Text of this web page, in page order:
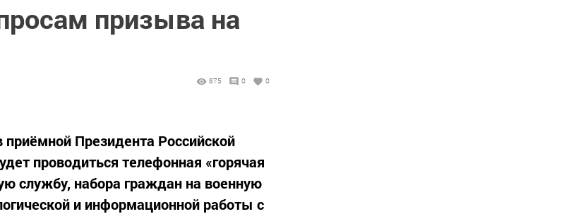
призыва на
875 0 0
приёмной Президента Российской
проводиться телефонная «горячая
службу, набора граждан на военную
и информационной работы с